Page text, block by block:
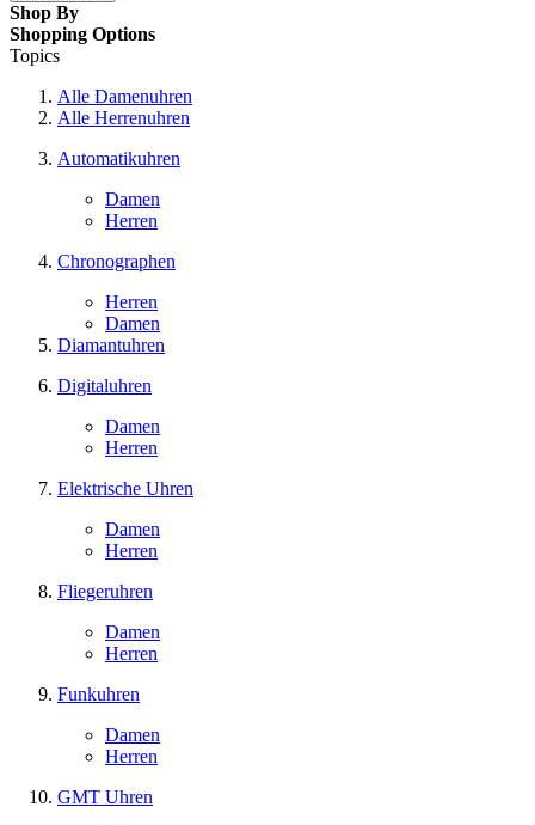
Shop By
Shopping Options
Topics
Alle Damenuhren
Alle Herrenuhren
Automatikuhren
Damen
Herren
Chronographen
Herren
Damen
Diamantuhren
Digitaluhren
Damen
Herren
Elektrische Uhren
Damen
Herren
Fliegeruhren
Damen
Herren
Funkuhren
Damen
Herren
GMT Uhren